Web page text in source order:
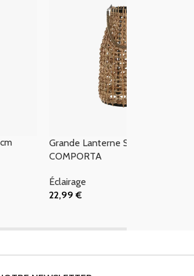
Grande Lanterne Solaire
COMPORTA
Éclairage
22,99€